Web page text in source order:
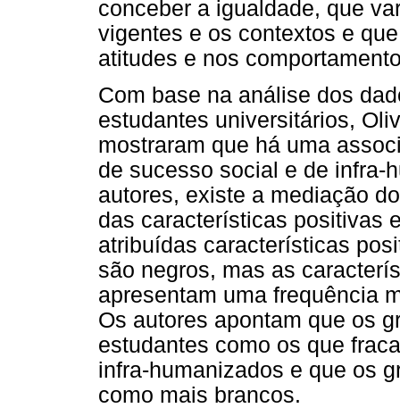
conceber a igualdade, que
vigentes e os contextos e
atitudes e nos
Com base na análise dos
estudantes universitários,
mostraram que há uma
de sucesso social e de infra-
autores, existe a mediação
das características positivas
atribuídas características
são negros, mas as
apresentam uma frequência
Os autores apontam que os
estudantes como os que
infra-humanizados e que os
como mais brancos.